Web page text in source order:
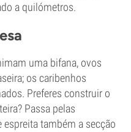
a quilómetros.
uma bifana, ovos
os caribenhos
Preferes construir o
Passa pelas
espreita também a secção